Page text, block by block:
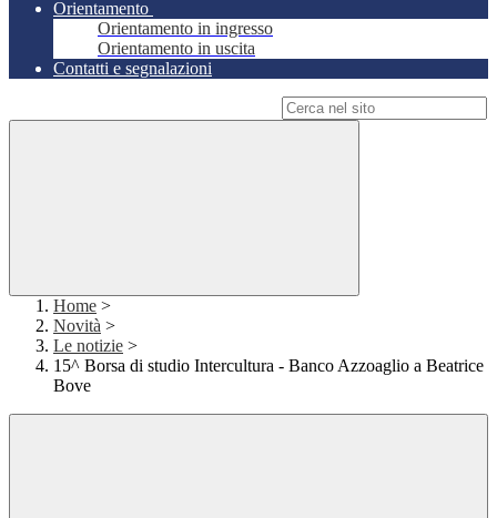
Orientamento
Orientamento in ingresso
Orientamento in uscita
Contatti e segnalazioni
Home >
Novità >
Le notizie >
15^ Borsa di studio Intercultura - Banco Azzoaglio a Beatrice
Bove